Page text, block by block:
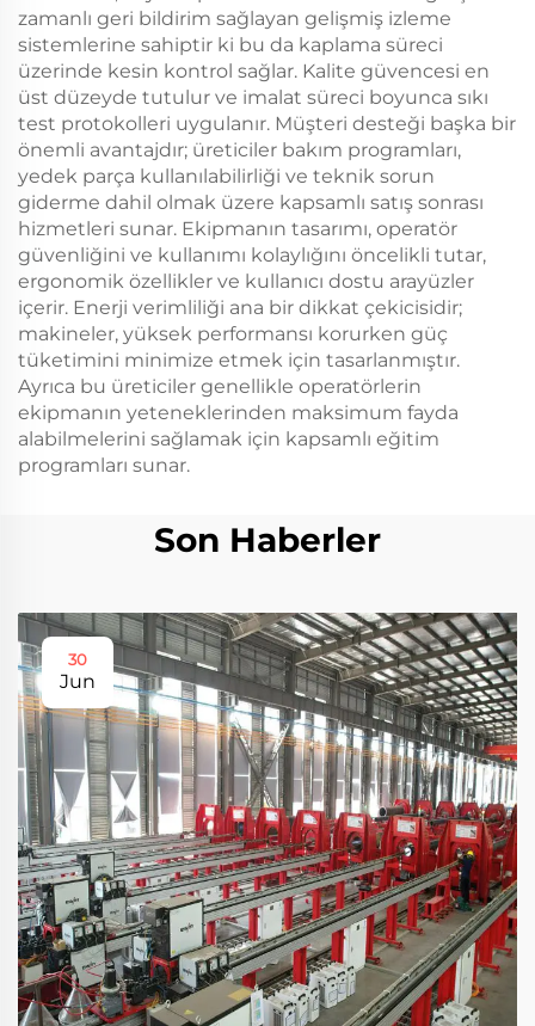
zamanlı geri bildirim sağlayan gelişmiş izleme
sistemlerine sahiptir ki bu da kaplama süreci
üzerinde kesin kontrol sağlar. Kalite güvencesi en
üst düzeyde tutulur ve imalat süreci boyunca sıkı
test protokolleri uygulanır. Müşteri desteği başka bir
önemli avantajdır; üreticiler bakım programları,
yedek parça kullanılabilirliği ve teknik sorun
giderme dahil olmak üzere kapsamlı satış sonrası
hizmetleri sunar. Ekipmanın tasarımı, operatör
güvenliğini ve kullanımı kolaylığını öncelikli tutar,
ergonomik özellikler ve kullanıcı dostu arayüzler
içerir. Enerji verimliliği ana bir dikkat çekicisidir;
makineler, yüksek performansı korurken güç
tüketimini minimize etmek için tasarlanmıştır.
Ayrıca bu üreticiler genellikle operatörlerin
ekipmanın yeteneklerinden maksimum fayda
alabilmelerini sağlamak için kapsamlı eğitim
programları sunar.
Son Haberler
30
Jun